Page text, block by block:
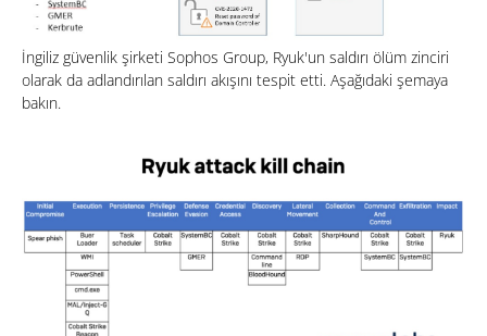
İngiliz güvenlik şirketi Sophos Group, Ryuk'un saldırı ölüm zinciri
olarak da adlandırılan saldırı akışını tespit etti. Aşağıdaki şemaya
bakın.